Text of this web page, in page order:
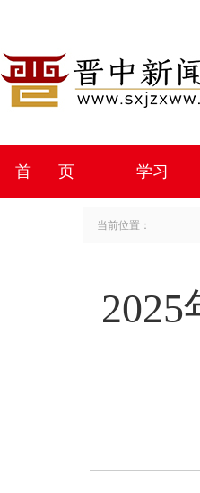
首 页 学习
当前位置：